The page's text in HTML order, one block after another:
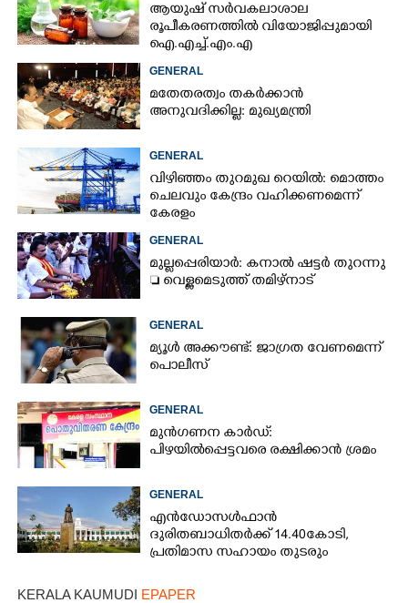
ആയുഷ് സർവകലാശാല
രൂപീകരണത്തിൽ വിയോജിപ്പുമായി
ഐ.എച്ച്.എം.എ
GENERAL
മതേതരത്വം തകർക്കാൻ
അനുവദിക്കില്ല: മുഖ്യമന്ത്രി
GENERAL
വിഴിഞ്ഞം തുറമുഖ റെയിൽ: മൊത്തം
ചെലവും കേന്ദ്രം വഹിക്കണമെന്ന്
കേരളം
GENERAL
മുല്ലപ്പെരിയാർ: കനാൽ ഷട്ടർ തുറന്നു
 വെള്ളമെടുത്ത് തമിഴ്നാട്
GENERAL
മ്യൂൾ അക്കൗണ്ട്: ജാഗ്രത വേണമെന്ന്
പൊലീസ്
GENERAL
മുൻഗണന കാർഡ്:
പിഴയിൽപ്പെട്ടവരെ രക്ഷിക്കാൻ ശ്രമം
GENERAL
എൻഡോസൾഫാൻ
ദുരിതബാധിതർക്ക് 14.40കോടി,
പ്രതിമാസ സഹായം തുടരും
KERALA KAUMUDI EPAPER